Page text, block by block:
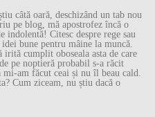
câtă oară, deschizând un tab nou
pe blog, mă apostrofez încă o
indolentă! Citesc despre rege sau
bune pentru mâine la muncă.
irită cumplit oboseala asta de care
pe noptieră probabil s-a răcit
am făcut ceai și nu îl beau cald.
Cum ziceam, nu știu dacă o